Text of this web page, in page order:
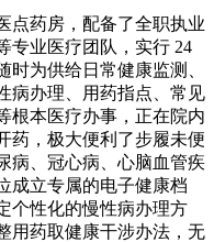
药房，配备了全职执业
专业医疗团队，实行 24
为供给日常健康监测、
病办理、用药指点、常见
根本医疗办事，正在院内
药，极大便利了步履未便
病、冠心病、心脑血管疾
成立专属的电子健康档
个性化的慢性病办理方
用药取健康干涉办法，无